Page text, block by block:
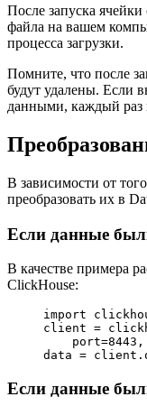
После запуска
файла на вашем
процесса загрузки.
Помните, что после
будут удалены. Если
данными, каждый раз
В зависимости от
преобразовать их в
Если данные
В качестве примера
ClickHouse:
import
client =
    port
=8443 ,
data =
Если данные